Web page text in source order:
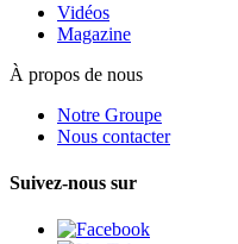
Vidéos
Magazine
À propos de nous
Notre Groupe
Nous contacter
Suivez-nous sur